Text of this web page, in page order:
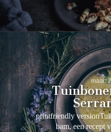
maart
printfriendly
ham, een recept